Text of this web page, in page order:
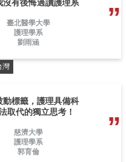
沒有後悔過讀護理系
臺北醫學大學
護理學系
劉雨涵
灣
動標籤，護理具備科
取代的獨立思考！
慈濟大學
護理學系
郭育倫